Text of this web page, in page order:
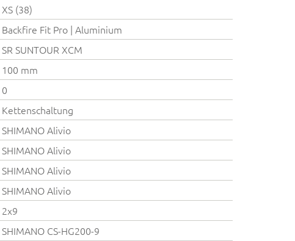
XS (38)
Backfire Fit Pro | Aluminium
SR SUNTOUR XCM
100 mm
0
Kettenschaltung
SHIMANO Alivio
SHIMANO Alivio
SHIMANO Alivio
SHIMANO Alivio
2x9
SHIMANO CS-HG200-9